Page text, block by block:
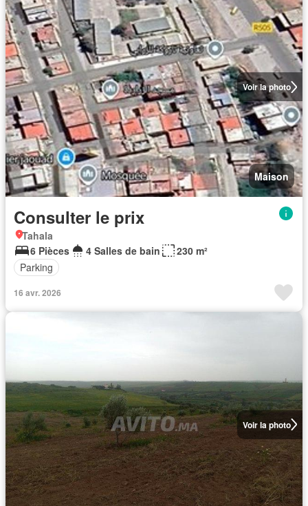
Voir la photo
Maison
Consulter le prix
Tahala
6 Pièces
4 Salles de bain
230 m²
Parking
16 avr. 2026
Voir la photo